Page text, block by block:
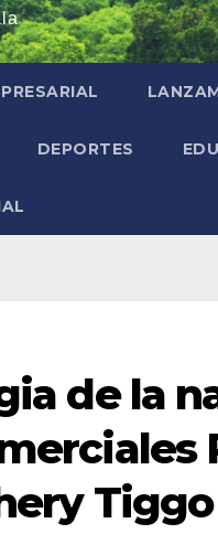
DEPORTES
de la